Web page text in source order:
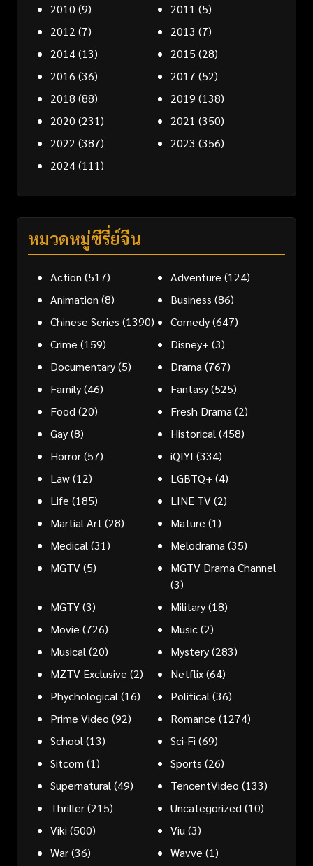
2010 (9) 2011 (5)
2012 (7) 2013 (7)
2014(13) 2015 (28)
2016 (36) 2017 (52)
2018 (88) 2019 (138)
2020 (231) 2021 (350)
2022 (387) 2023 (356)
2024(111)
หมวดหมู่ซีรี่ย์จีน
Action (517) Adventure (124)
Animation (8) Business (86)
Chinese Series (1390) Comedy(647)
Crime (159) Disney+ (3)
Documentary(5) Drama (767)
Family(46) Fantasy(525)
Food (20) Fresh Drama (2)
Gay(8) Historical (458)
Horror(57) iQIYI (334)
Law(12) LGBTQ+ (4)
Life (185) LINE TV(2)
Martial Art (28) Mature (1)
Medical (31) Melodrama (35)
MGTV(5)
MGTV Drama Channel
(3)
MGTY(3) Military(18)
Movie (726) Music(2)
Musical (20) Mystery(283)
MZTV Exclusive (2) Netflix(64)
Phychological (16) Political (36)
Prime Video (92) Romance (1274)
School (13) Sci-Fi (69)
Sitcom (1) Sports (26)
Supernatural (49) TencentVideo (133)
Thriller(215) Uncategorized (10)
Viki (500) Viu (3)
War(36) Wavve (1)